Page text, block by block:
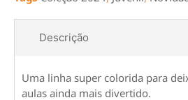
Descrição
Uma linha super colorida para
aulas ainda mais divertido.